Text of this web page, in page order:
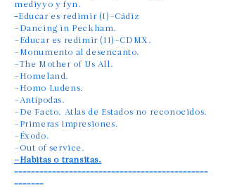
mediyyo y fyn.
​–Educar es redimir (I)–Cádiz
–Dancing in Peckham.
–Educar es redimir (II)–CDMX.
–Monumento al desencanto.
–The Mother of Us All.
–Homeland.
–Homo Ludens.
–Antípodas.
–De Facto. Atlas de Estados no reconocidos.
–Primeras impresiones.
–Éxodo.
–Out of service.
​–Habitas o transitas.
––––––––––––––––––––––––––––––––––––––––––––––
–––––––